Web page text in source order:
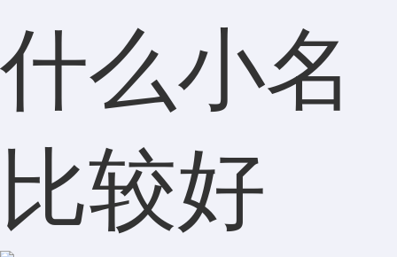
什么小名
比较好